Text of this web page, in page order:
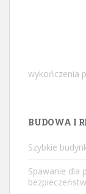
wykończenia
BUDOWA I
Szybkie
Spawanie dla